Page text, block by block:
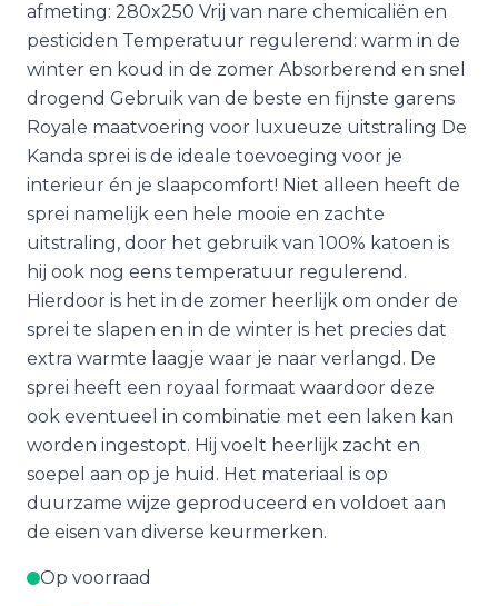
afmeting: 280x250 Vrij van nare chemicaliën en
pesticiden Temperatuur regulerend: warm in de
winter en koud in de zomer Absorberend en snel
drogend Gebruik van de beste en fijnste garens
Royale maatvoering voor luxueuze uitstraling De
Kanda sprei is de ideale toevoeging voor je
interieur én je slaapcomfort! Niet alleen heeft de
sprei namelijk een hele mooie en zachte
uitstraling, door het gebruik van 100% katoen is
hij ook nog eens temperatuur regulerend.
Hierdoor is het in de zomer heerlijk om onder de
sprei te slapen en in de winter is het precies dat
extra warmte laagje waar je naar verlangd. De
sprei heeft een royaal formaat waardoor deze
ook eventueel in combinatie met een laken kan
worden ingestopt. Hij voelt heerlijk zacht en
soepel aan op je huid. Het materiaal is op
duurzame wijze geproduceerd en voldoet aan
de eisen van diverse keurmerken.
Op voorraad